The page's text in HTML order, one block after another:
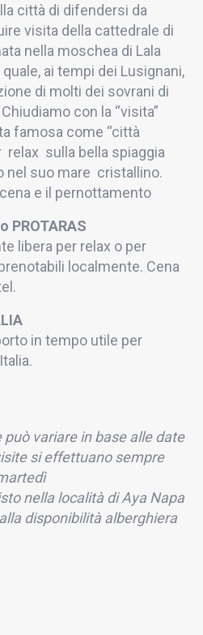
città di difendersi da
visita della cattedrale di
nella moschea di Lala
ai tempi dei Lusignani,
di molti dei sovrani di
con la “visita”
famosa come “città
relax sulla bella spiaggia
nel suo mare cristallino.
e il pernottamento
PROTARAS
libera per relax o per
localmente. Cena
in tempo utile per
può variare in base alle date
si effettuano sempre
nella località di Aya Napa
disponibilità alberghiera